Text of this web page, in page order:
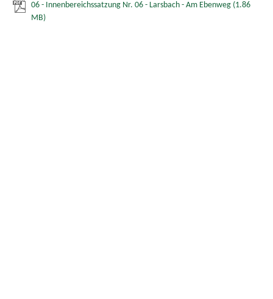
06 - Innenbereichssatzung Nr. 06 - Larsbach - Am Ebenweg (1.86
MB)